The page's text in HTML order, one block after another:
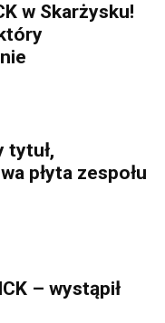
w Skarżysku!
tytuł,
płyta zespołu
– wystąpił